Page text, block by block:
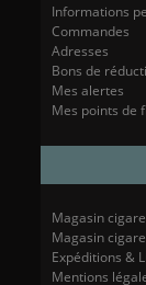
Informations
Commandes
Adresses
Bons de
Mes alertes
Mes points de
Magasin
Magasin
Expéditions &
Mentions